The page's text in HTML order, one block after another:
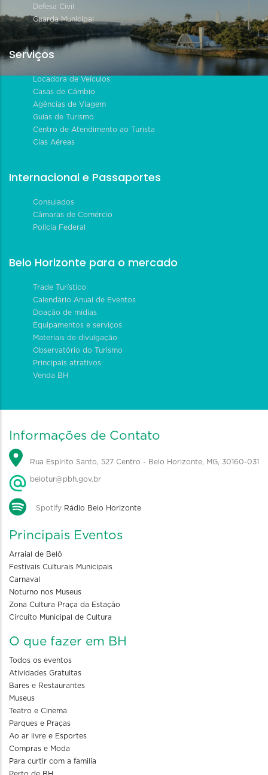
Defesa Civil
Guarda Municipal
Serviços
Locadora de Veículos
Casas de Câmbio
Agências de Viagem
Guias de Turismo
Centro de Atendimento ao Turista
Cias Aéreas
Internacional e Passaportes
Consulados
Câmaras de Comércio
Polícia Federal
Belo Horizonte para o mercado
Trade Turístico
Calendário Anual de Eventos
Doação de mídias
Equipamentos e serviços
Materiais de divulgação
Observatório do Turismo
Principais atrativos
Venda BH
Informações de Contato
Rua Espírito Santo, 527 Centro - Belo Horizonte, MG, 30160-031
belotur@pbh.gov.br
Spotify Rádio Belo Horizonte
Principais Eventos
Arraial de Belô
Festivais Culturais Municipais
Carnaval
Noturno nos Museus
Zona Cultura Praça da Estação
Circuito Municipal de Cultura
O que fazer em BH
Todos os eventos
Atividades Gratuitas
Bares e Restaurantes
Museus
Teatro e Cinema
Parques e Praças
Ao ar livre e Esportes
Compras e Moda
Para curtir com a familia